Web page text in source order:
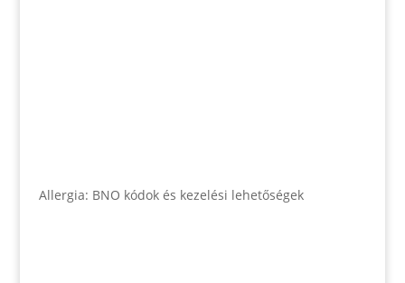
Allergia: BNO kódok és kezelési lehetőségek